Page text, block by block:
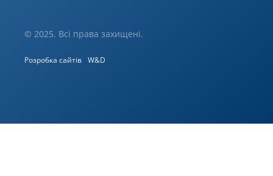
© 2025. Всі права захищені.
Розробка сайтів W&D